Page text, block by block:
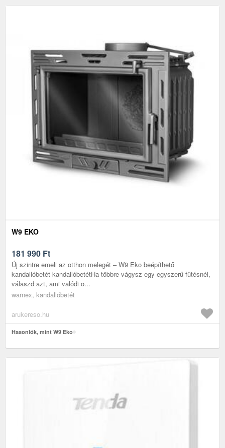
W9 EKO
181 990 Ft
Új szintre emeli az otthon melegét – W9 Eko beépíthető
kandallóbetét kandallóbetétHa többre vágysz egy egyszerű fűtésnél,
válaszd azt, ami valódi o...
warnex, kandallóbetét
arukereso.hu
Hasonlók, mint W9 Eko